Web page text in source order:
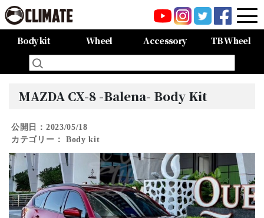
Body kit
All Items
80HARRIER-Balena-
MAZDA CX-8 -Balena-
MAZDA CX-5 -Balena-
LAND CRUISER 150PRADO
LAND CRUISER 200
60HARRIER(Late Term)
60HARRIER(First Term)
50PRIUS
LEXUS NX300 F-SPORT
LEXUS LX570
Wheel
All Items
CARGO PRO/カーゴプロ
GAISEN/凱旋
HOUOH/鳳凰
DEVGRU
ALIA LM-r
ALIA M-5
ALIA S-5
SWATT
BurjAL【Forged】
TEJAS【Forged】
Accessory TB Wheel
MAZDA CX-8 -Balena- Body Kit
公開日：2023/05/18
カテゴリー：
Body kit